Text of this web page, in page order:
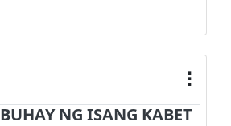
BUHAY NG ISANG KABET